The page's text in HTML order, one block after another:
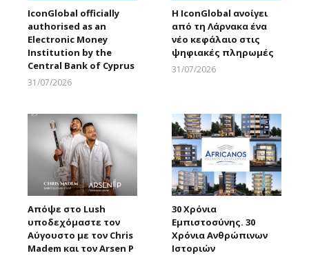
IconGlobal officially
authorised as an
Electronic Money
Institution by the
Central Bank of Cyprus
31/07/2026
Η IconGlobal ανοίγει
από τη Λάρνακα ένα
νέο κεφάλαιο στις
ψηφιακές πληρωμές
31/07/2026
Απόψε στο Lush
υποδεχόμαστε τον
Αύγουστο με τον Chris
Madem και τον Arsen P
30 Χρόνια
Εμπιστοσύνης. 30
Χρόνια Ανθρώπινων
Ιστοριών